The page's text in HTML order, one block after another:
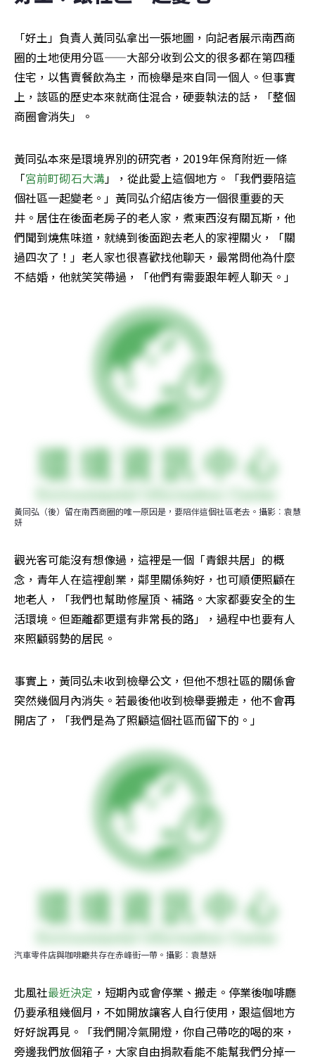
「好土」負責人黃同弘拿出一張地圖，向記者展示南西商
圈的土地使用分區——大部分收到公文的很多都在第四種
住宅，以售賣餐飲為主，而檢舉是來自同一個人。但事實
上，該區的歷史本來就商住混合，硬要執法的話，「整個
商圈會消失」。
黃同弘本來是環境界別的研究者，2019年保育附近一條
「宮前町砌石大溝」，從此愛上這個地方。「我們要陪這
個社區一起變老。」黃同弘介紹店後方一個很重要的天
井。居住在後面老房子的老人家，煮東西沒有關瓦斯，他
們聞到燒焦味道，就繞到後面跑去老人的家裡關火，「關
過四次了！」老人家也很喜歡找他聊天，最常問他為什麼
不結婚，他就笑笑帶過，「他們有需要跟年輕人聊天。」
黃同弘（後）留在南西商圈的唯一原因是，要陪伴這個社區老去。攝影︰袁慧
妍
觀光客可能沒有想像過，這裡是一個「青銀共居」的概
念，青年人在這裡創業，鄰里關係夠好，也可順便照顧在
地老人，「我們也幫助修屋頂、補路。大家都要安全的生
活環境。但距離都更還有非常長的路」，過程中也要有人
來照顧弱勢的居民。
事實上，黃同弘未收到檢舉公文，但他不想社區的關係會
突然幾個月內消失。若最後他收到檢舉要搬走，他不會再
開店了，「我們是為了照顧這個社區而留下的。」
汽車零件店與咖啡廳共存在赤峰街一帶。攝影︰袁慧妍
北風社最近決定 ，短期內或會停業、搬走。停業後咖啡廳
仍要承租幾個月，不如開放讓客人自行使用，跟這個地方
好好說再見。「我們開冷氣開燈，你自己帶吃的喝的來，
旁邊我們放個箱子，大家自由捐款看能不能幫我們分掉一